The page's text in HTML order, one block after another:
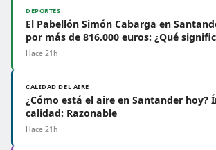
DEPORTES
El Pabellón Simón Cabarga en
por más de 816.000 euros: ¿Qué
Hace 21h
CALIDAD DEL AIRE
¿Cómo está el aire en Santander hoy?
calidad: Razonable
Hace 21h